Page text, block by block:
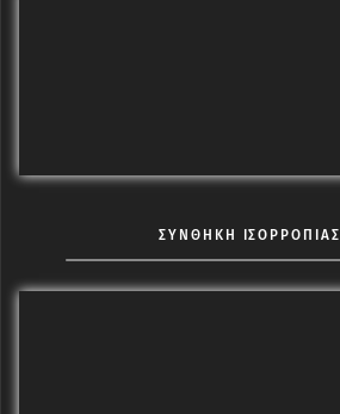
ΣΥΝΘΗΚΗ ΙΣΟΡΡΟΠΙΑΣ